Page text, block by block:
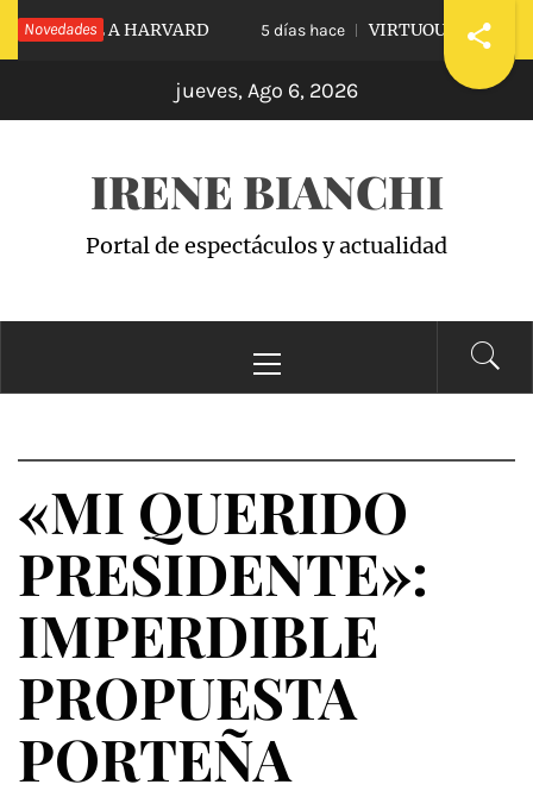
Saltar
al
NovedadesA HARVARD 5 días hace VIRTUOUS VS. VICIOUS
jueves, Ago 6, 2026
IRENE BIANCHI
Portal de espectáculos y actualidad
principal
«MI QUERIDO
PRESIDENTE»:
IMPERDIBLE
PROPUESTA
PORTEÑA